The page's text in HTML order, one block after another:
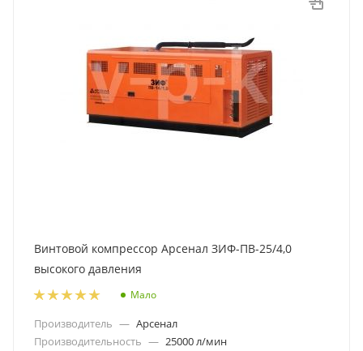
Винтовой компрессор Арсенал ЗИФ-ПВ-25/4,0
высокого давления
Мало
Производитель — Арсенал
Производительность — 25000 л/мин